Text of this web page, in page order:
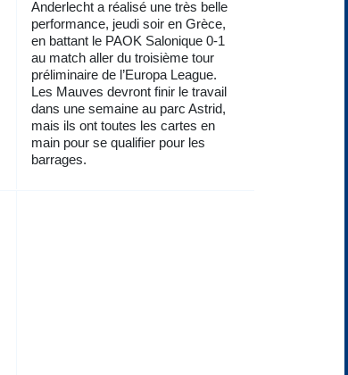
Anderlecht a réalisé une très belle
performance, jeudi soir en Grèce,
en battant le PAOK Salonique 0-1
au match aller du troisième tour
préliminaire de l’Europa League.
Les Mauves devront finir le travail
dans une semaine au parc Astrid,
mais ils ont toutes les cartes en
main pour se qualifier pour les
barrages.